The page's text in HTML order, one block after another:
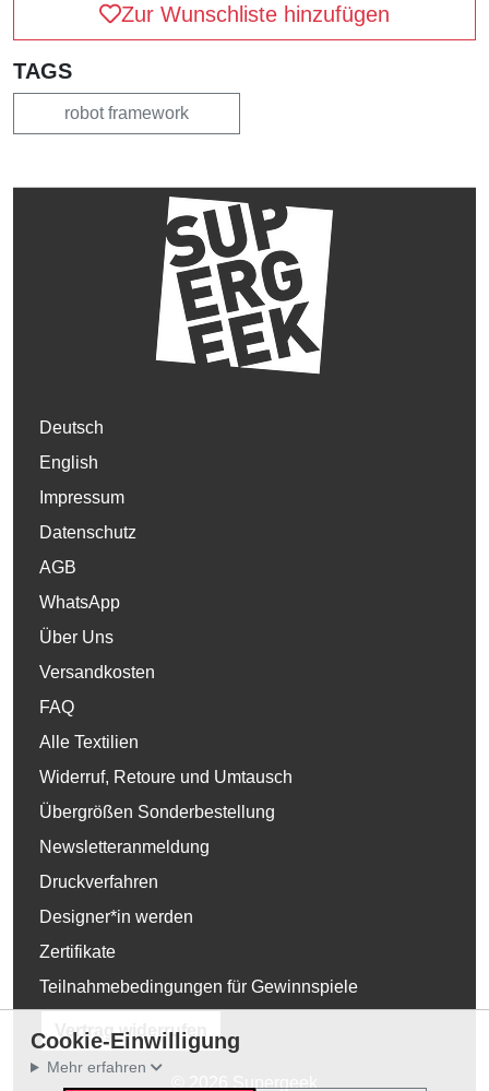
Zur Wunschliste hinzufügen
TAGS
robot framework
Deutsch
English
Impressum
Datenschutz
AGB
WhatsApp
Über Uns
Versandkosten
FAQ
Alle Textilien
Widerruf, Retoure und Umtausch
Übergrößen Sonderbestellung
Newsletteranmeldung
Druckverfahren
Designer*in werden
Zertifikate
Teilnahmebedingungen für Gewinnspiele
Vertrag widerrufen
Cookie-Einwilligung
Mehr erfahren